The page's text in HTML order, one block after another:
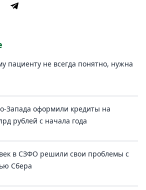
пациенту не всегда понятно, нужна
Запада оформили кредиты на
рублей с начала года
в СЗФО решили свои проблемы с
Сбера